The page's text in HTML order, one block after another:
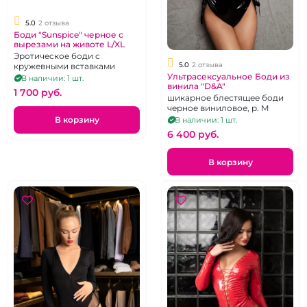
5.0 2 отзыва
Боди "Sunspice" черное с
вырезами на животе L/XL
Эротическое боди с
кружевными вставками
В наличии: 1 шт.
1 700 pуб.
В корзину
5.0 2 отзыва
Ультрасексуальное Боди из
винила "D&A"
шикарное блестящее боди
черное виниловое, р. М
В наличии: 1 шт.
6 400 pуб.
В корзину